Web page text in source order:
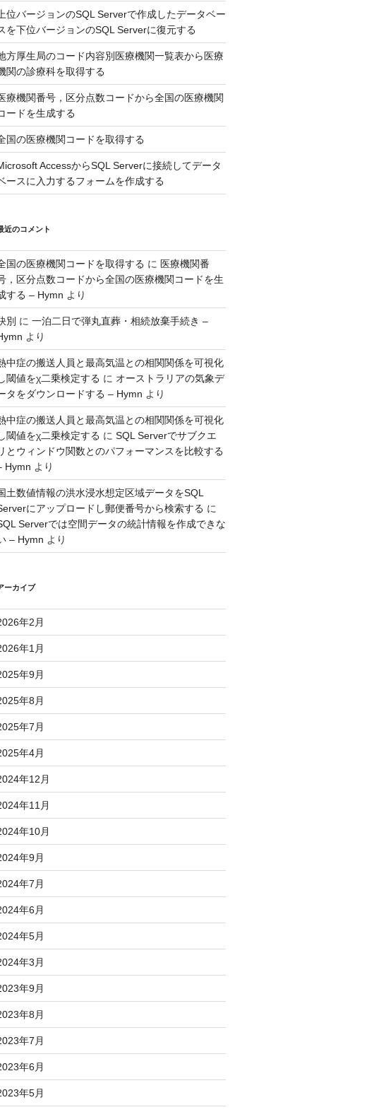
上位バージョンのSQL Serverで作成したデータベー
を下位バージョンのSQL Serverに復元する
方厚生局のコード内容別医療機関一覧表から医療
関の診療科を取得する
療機関番号，区分点数コードから全国の医療機関
ードを生成する
国の医療機関コードを取得する
AccessからSQL Serverに接続してデータ
ースに入力するフォームを作成する
近のコメント
国の医療機関コードを取得する に 医療機関番
，区分点数コードから全国の医療機関コードを生
する – Hymn より
別 に 一泊二日で弾丸直葬・相続放棄手続き –
より
中症の搬送人員と最高気温との相関関係を可視化
閾値をχ二乗検定する に オーストラリアの気象デ
タをダウンロードする – Hymn より
中症の搬送人員と最高気温との相関関係を可視化
閾値をχ二乗検定する に SQL Serverでサブクエ
とウィンドウ関数とのパフォーマンスを比較する
Hymn より
土数値情報の洪水浸水想定区域データをSQL
にアップロードし郵便番号から検索する に
Serverでは空間データの統計情報を作成できな
– Hymn より
ーカイブ
年2月
年1月
年9月
年8月
年7月
年4月
年12月
年11月
年10月
年9月
年7月
年6月
年5月
年3月
年9月
年8月
年7月
年6月
年5月